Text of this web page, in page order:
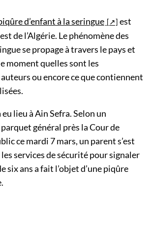
d’enfant à la seringue
est
de l’Algérie. Le phénomène des
se propage à travers le pays et
moment quelles sont les
ou encore ce que contiennent
eu lieu à Ain Sefra. Selon un
général près la Cour de
ce mardi 7 mars, un parent s’est
services de sécurité pour signaler
six ans a fait l’objet d’une piqûre